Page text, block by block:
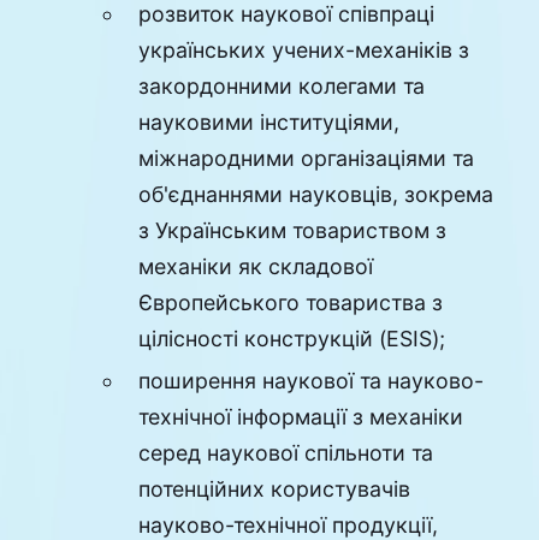
розвиток наукової співпраці
українських учених-механіків з
закордонними колегами та
науковими інституціями,
міжнародними організаціями та
об'єднаннями науковців, зокрема
з Українським товариством з
механіки як складової
Європейського товариства з
цілісності конструкцій (ESIS);
поширення наукової та науково-
технічної інформації з механіки
серед наукової спільноти та
потенційних користувачів
науково-технічної продукції,